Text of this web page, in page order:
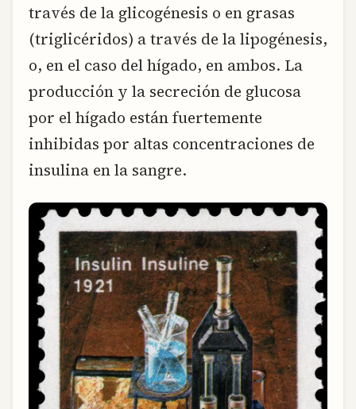
través de la glicogénesis o en grasas
(triglicéridos) a través de la lipogénesis,
o, en el caso del hígado, en ambos. La
producción y la secreción de glucosa
por el hígado están fuertemente
inhibidas por altas concentraciones de
insulina en la sangre.